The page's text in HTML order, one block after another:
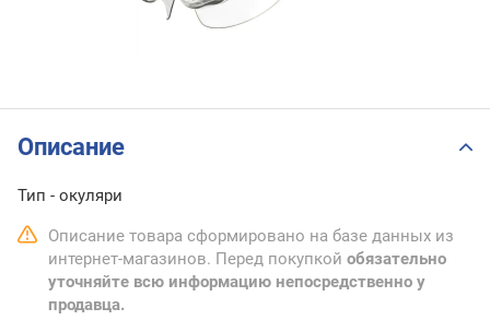
Описание
Тип - окуляри
Описание товара сформировано на базе данных из
интернет-магазинов. Перед покупкой обязательно
уточняйте всю информацию непосредственно у
продавца.